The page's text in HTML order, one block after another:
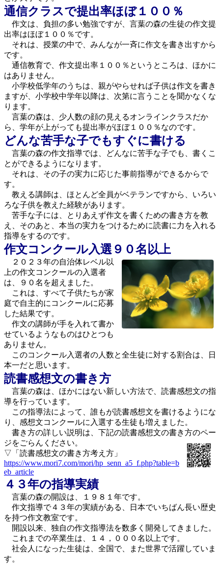
通信クラスで提出率ほぼ１００％
作文は、負担の多い勉強ですが、言葉の森の生徒の作文提
出率はほぼ１００％です。
それは、授業の中で、みんなが一斉に作文を書き出すから
です。
通信教育で、作文提出率１００％というところは、ほかに
はありません。
小学校低学年のうちは、親がやらせれば子供は作文を書き
ますが、小学校中学年以降は、次第に言うことを聞かなくな
ります。
言葉の森は、少人数の顔の見えるオンラインクラスだか
ら、学年が上がっても提出率がほぼ１００％なのです。
どんな苦手な子でもすぐに書ける
言葉の森の作文指導では、どんなに苦手な子でも、書くこ
とができるようになります。
それは、その子の実力に応じた事前指導ができるからで
す。
教える講師は、ほとんど全員がベテランですから、いろい
ろな子供を教えた経験があります。
苦手な子には、とりあえず作文を書くための書き方を教
え、そのあと、本当の実力をつけるために読書に力を入れる
指導をするのです。
作文コンクール入選９０名以上
２０２３年の自治体レベル以
上の作文コンクールの入選者
は、９０名を超えました。
これは、すべて子供たちが家
庭で自主的にコンクールに応募
した結果です。
作文の講師が手を入れて書か
せているようなものはひとつも
ありません。
このコンクール入選者の人数と全生徒に対する割合は、日
本一だと思います。
読書感想文の書き方
言葉の森は、ほかにはない新しい方法で、読書感想文の指
導を行っています。
この指導法によって、誰もが読書感想文を書けるようにな
り、感想文コンクールに入選する生徒も増えました。
書き方の詳しい説明は、下記の読書感想文の書き方のペー
ジをごらんください。
▽「読書感想文の書き方考え方」
https://www.mori7.com/mori/hp_senn_a5_f.php?table=b
eb_article
４３年の指導実績
言葉の森の開設は、１９８１年です。
作文指導で４３年の実績がある、日本でいちばん長い歴史
を持つ作文教室です。
開設以来、独自の作文指導法を数多く開発してきました。
これまでの卒業生は、１４，０００名以上です。
社会人になった生徒は、全国で、また世界で活躍していま
す。